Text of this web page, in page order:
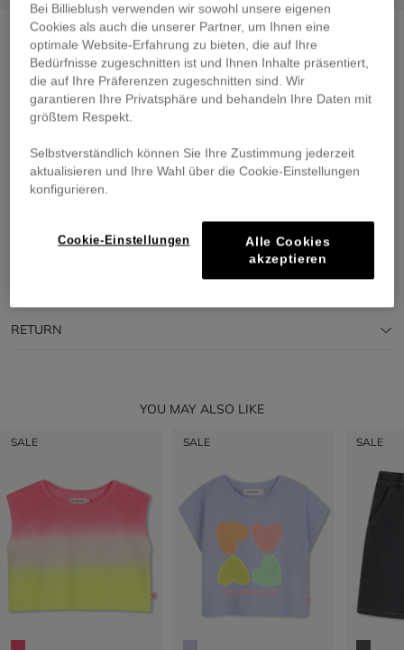
Strappy dressfuschia
€ 55,00
Pay in 4 interest-free instalments
🔒 Secure payment & easy returns
DESCRIPTION
TRACEABILITY
RETURN
YOU MAY ALSO LIKE
SALE SALE SALE
Bei Billieblush verwenden wir sowohl unsere eigenen
Cookies als auch die unserer Partner, um Ihnen eine
optimale Website-Erfahrung zu bieten, die auf Ihre
Bedürfnisse zugeschnitten ist und Ihnen Inhalte präsentiert,
die auf Ihre Präferenzen zugeschnitten sind. Wir
garantieren Ihre Privatsphäre und behandeln Ihre Daten mit
größtem Respekt.
Selbstverständlich können Sie Ihre Zustimmung jederzeit
aktualisieren und Ihre Wahl über die Cookie-Einstellungen
konfigurieren.
Cookie-Einstellungen
Alle Cookies
akzeptieren